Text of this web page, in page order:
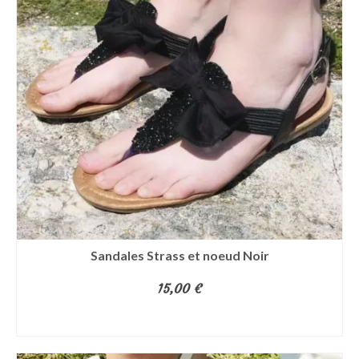
variations.
Les
options
peuvent
être
choisies
sur
page
du
produit
Sandales Strass et noeud Noir
15,00 €